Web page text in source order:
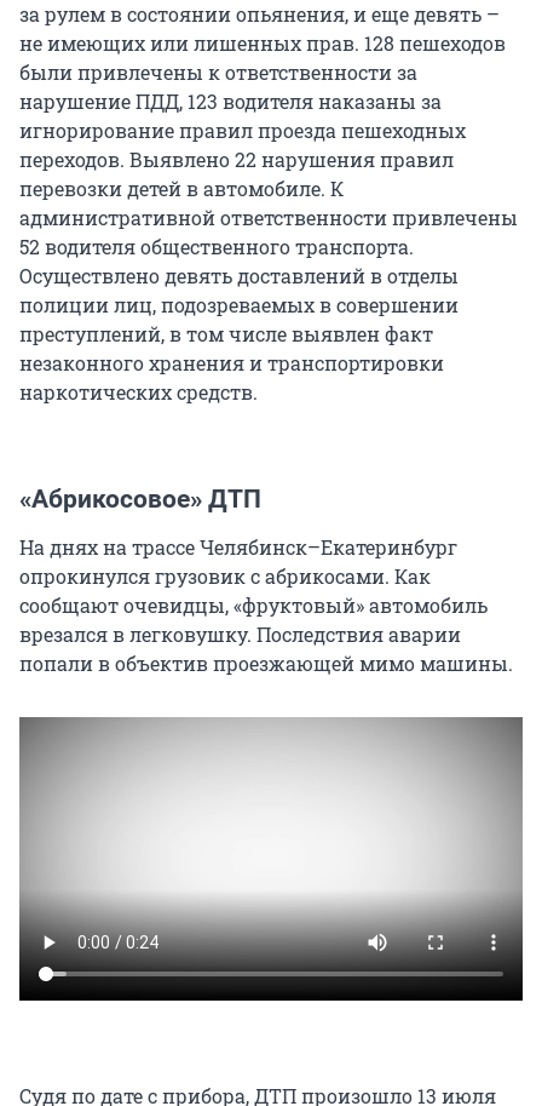
за рулем в состоянии опьянения, и еще девять –
не имеющих или лишенных прав. 128 пешеходов
были привлечены к ответственности за
нарушение ПДД, 123 водителя наказаны за
игнорирование правил проезда пешеходных
переходов. Выявлено 22 нарушения правил
перевозки детей в автомобиле. К
административной ответственности привлечены
52 водителя общественного транспорта.
Осуществлено девять доставлений в отделы
полиции лиц, подозреваемых в совершении
преступлений, в том числе выявлен факт
незаконного хранения и транспортировки
наркотических средств.
«Абрикосовое» ДТП
На днях на трассе Челябинск–Екатеринбург
опрокинулся грузовик с абрикосами. Как
сообщают очевидцы, «фруктовый» автомобиль
врезался в легковушку. Последствия аварии
попали в объектив проезжающей мимо машины.
Судя по дате с прибора, ДТП произошло 13 июля